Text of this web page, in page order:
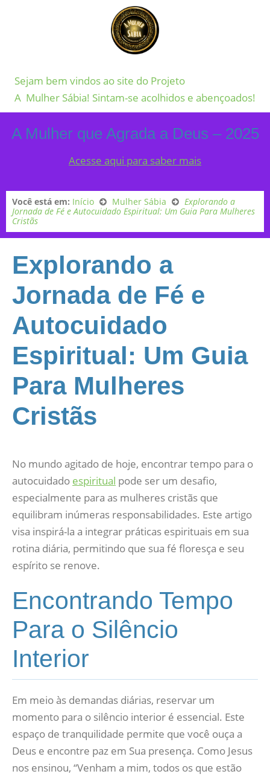
Sejam bem vindos ao site do Projeto
A Mulher Sábia! Sintam-se acolhidos e abençoados!
A Mulher que Agrada a Deus – 2025
Acesse aqui para saber mais
Você está em: Início Mulher Sábia
Explorando a
Jornada de Fé e Autocuidado Espiritual: Um Guia Para Mulheres
Cristãs
Explorando a
Jornada de Fé e
Autocuidado
Espiritual: Um Guia
Para Mulheres
Cristãs
No mundo agitado de hoje, encontrar tempo para o
autocuidado espiritual pode ser um desafio,
especialmente para as mulheres cristãs que
equilibram inúmeras responsabilidades. Este artigo
visa inspirá-la a integrar práticas espirituais em sua
rotina diária, permitindo que sua fé floresça e seu
espírito se renove.
Encontrando Tempo
Para o Silêncio
Interior
Em meio às demandas diárias, reservar um
momento para o silêncio interior é essencial. Este
espaço de tranquilidade permite que você ouça a
Deus e encontre paz em Sua presença. Como Jesus
nos ensinou, “Venham a mim, todos os que estão